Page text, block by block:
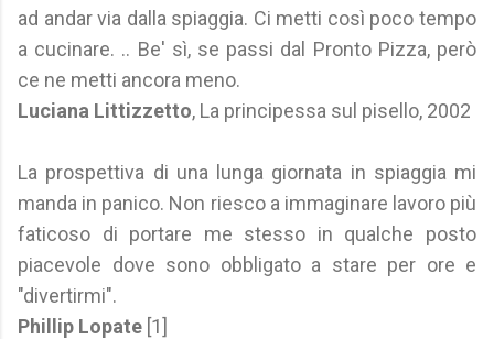
ad andar via dalla spiaggia. Ci metti così poco tempo
a cucinare. .. Be' sì, se passi dal Pronto Pizza, però
ce ne metti ancora meno.
Luciana Littizzetto, La principessa sul pisello, 2002
La prospettiva di una lunga giornata in spiaggia mi
manda in panico. Non riesco a immaginare lavoro più
faticoso di portare me stesso in qualche posto
piacevole dove sono obbligato a stare per ore e
"divertirmi".
Phillip Lopate [1]